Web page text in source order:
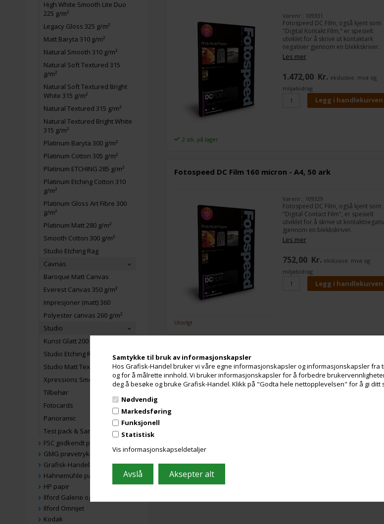
Samtykke til bruk av informasjonskapsler
Hos Grafisk-Handel bruker vi våre egne informasjonskapsler og informasjonskapsler
og for å målrette innhold. Vi bruker informasjonskapsler for å forbedre
deg å besøke og bruke Grafisk-Handel. Klikk på "Godta hele nettopplevelsen" for å gi
Nødvendig
Markedsføring
Funksjonell
Statistisk
Vis informasjonskapseldetaljer
High White Smooth Lite Duo
225 g/m²
Legacy Gloss 325 g/m²
Matt Baryta 310 g/m²
Natural Smooth 310 g/m²
Natural Soft Textured 315
g/m²
Natural Soft Textured Bright
White 315 g/m²
Natural Textured 315 g/m²
Natural Textured Bright White
315 g/m²
Platinum Baryta 300 g/m²
Platinum Cotton 305 g/m²
Platinum ETCHING 285 g/m²
Platinum Etching Cotton 310
g/m²
Platinum Gloss Art Fibre 300
g/m²
Platinum Matt 280 g/m²
Smooth Cotton 300 g/m²
Studio Etching Rag
Cavnas
Baroque Matt Canvas
Everest Canvas 350 g/m²
Impresjoner (matt) 360
Polyester canvas 260 g/m²
Studio
Kunst Glatt 200
Studio Etching Rag
Studio Matt Textured Rag 310
Xpressions Smooth 300
Tilbehør
Fotocards
Panoramic
Test pack & Samples
FSC godkendt papir
GMG prøvetrykkspapir
Grafisk-Handel papir
Hahnemühle papir
HP papir
Ilford Galerie og Fine Art
Ilford Omnijet
Kodak
2 stk. på lager
Varenr.: 109331
Fotospeed DC Film, også kjent som
"Digital Kontakt Film," er spesielt
utviklet for å skrive ut kontaktark
negativer gjennom en blekkskriver.
Filmen kan brukes i enhver
mørkeromsprosess, enten det er
argyrotypetrykk) eller kontakttrykk på
sølvbasert papir.
Les mer
1.472,00 Kr. ekslusive. mva og
miljøbidrag
Fotospeed DC Film 160 micron - A4, 50 ark
Utsolgt
Varenr.: 109329
Fotospeed DC Film, også kjent som
"Digital Contact Film", er spesielt
utviklet for å skrive ut
gjennom en blekkskriver.
Filmen kan brukes til enhver
mørkeromsprosess, fra alternative
argyrotypetrykk, til kontaktrykk på
sølvgelatinpapir.
Les mer
752,00 Kr. ekslusive. mva og
miljøbidrag